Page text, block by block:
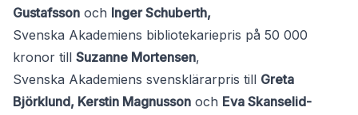
Gustafsson och Inger Schuberth,
Svenska Akademiens bibliotekariepris på 50 000
kronor till Suzanne Mortensen,
Svenska Akademiens svensklärarpris till Greta
Björklund, Kerstin Magnusson och Eva Skanselid-